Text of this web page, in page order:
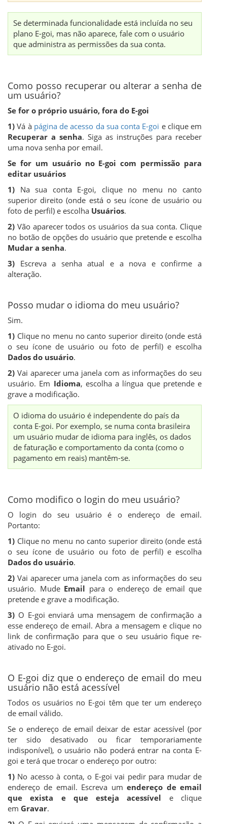
Se determinada funcionalidade está incluída no seu
plano E-goi, mas não aparece, fale com o usuário
que administra as permissões da sua conta.
Como posso recuperar ou alterar a senha de
um usuário?
Se for o próprio usuário, fora do E-goi
1) Vá à página de acesso da sua conta E-goi e clique em
Recuperar a senha. Siga as instruções para receber
uma nova senha por email.
Se for um usuário no E-goi com permissão para
editar usuários
1) Na sua conta E-goi, clique no menu no canto
superior direito (onde está o seu ícone de usuário ou
foto de perfil) e escolha Usuários.
2) Vão aparecer todos os usuários da sua conta. Clique
no botão de opções do usuário que pretende e escolha
Mudar a senha.
3) Escreva a senha atual e a nova e confirme a
alteração.
Posso mudar o idioma do meu usuário?
Sim.
1) Clique no menu no canto superior direito (onde está
o seu ícone de usuário ou foto de perfil) e escolha
Dados do usuário.
2) Vai aparecer uma janela com as informações do seu
usuário. Em Idioma, escolha a língua que pretende e
grave a modificação.
O idioma do usuário é independente do país da
conta E-goi. Por exemplo, se numa conta brasileira
um usuário mudar de idioma para inglês, os dados
de faturação e comportamento da conta (como o
pagamento em reais) mantêm-se.
Como modifico o login do meu usuário?
O login do seu usuário é o endereço de email.
Portanto:
1) Clique no menu no canto superior direito (onde está
o seu ícone de usuário ou foto de perfil) e escolha
Dados do usuário.
2) Vai aparecer uma janela com as informações do seu
usuário. Mude Email para o endereço de email que
pretende e grave a modificação.
3) O E-goi enviará uma mensagem de confirmação a
esse endereço de email. Abra a mensagem e clique no
link de confirmação para que o seu usuário fique re-
ativado no E-goi.
O E-goi diz que o endereço de email do meu
usuário não está acessível
Todos os usuários no E-goi têm que ter um endereço
de email válido.
Se o endereço de email deixar de estar acessível (por
ter sido desativado ou ficar temporariamente
indisponível), o usuário não poderá entrar na conta E-
goi e terá que trocar o endereço por outro:
1) No acesso à conta, o E-goi vai pedir para mudar de
endereço de email. Escreva umendereço de email
que exista e que esteja acessível e clique
em Gravar.